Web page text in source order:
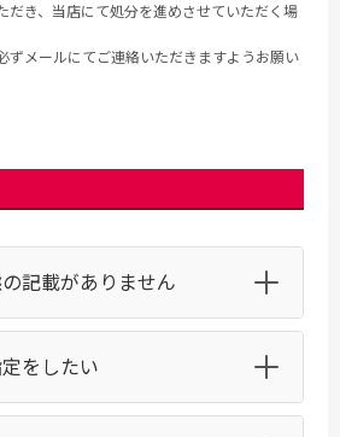
だき、当店にて処分を進めさせていただく場
ずメールにてご連絡いただきますようお願い
記載がありません
をしたい